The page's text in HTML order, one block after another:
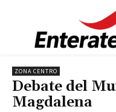
ZONA CENTRO
Debate del
Magdalena